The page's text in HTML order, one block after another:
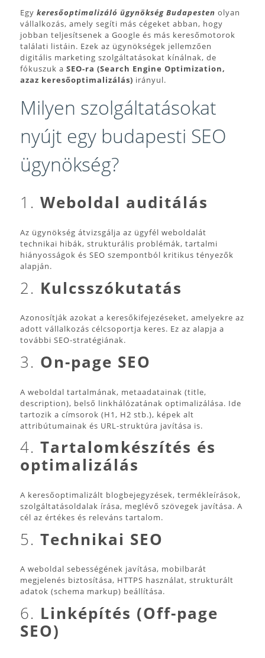
Egy keresőoptimalizáló ügynökség Budapesten olyan
vállalkozás, amely segíti más cégeket abban, hogy
jobban teljesítsenek a Google és más keresőmotorok
találati listáin. Ezek az ügynökségek jellemzően
digitális marketing szolgáltatásokat kínálnak, de
fókuszuk a SEO-ra (Search Engine Optimization,
azaz keresőoptimalizálás) irányul.
Milyen szolgáltatásokat
nyújt egy budapesti SEO
ügynökség?
1. Weboldal auditálás
Az ügynökség átvizsgálja az ügyfél weboldalát
technikai hibák, strukturális problémák, tartalmi
hiányosságok és SEO szempontból kritikus tényezők
alapján.
2. Kulcsszókutatás
Azonosítják azokat a keresőkifejezéseket, amelyekre az
adott vállalkozás célcsoportja keres. Ez az alapja a
további SEO-stratégiának.
3. On-page SEO
A weboldal tartalmának, metaadatainak (title,
description), belső linkhálózatának optimalizálása. Ide
tartozik a címsorok (H1, H2 stb.), képek alt
attribútumainak és URL-struktúra javítása is.
4. Tartalomkészítés és
optimalizálás
A keresőoptimalizált blogbejegyzések, termékleírások,
szolgáltatásoldalak írása, meglévő szövegek javítása. A
cél az értékes és releváns tartalom.
5. Technikai SEO
A weboldal sebességének javítása, mobilbarát
megjelenés biztosítása, HTTPS használat, strukturált
adatok (schema markup) beállítása.
6. Linképítés (Off-page
SEO)